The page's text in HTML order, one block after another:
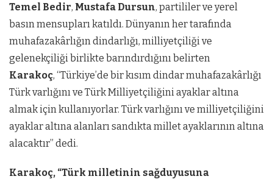
Temel Bedir, Mustafa Dursun, partililer ve yerel
basın mensupları katıldı. Dünyanın her tarafında
muhafazakârlığın dindarlığı, milliyetçiliği ve
gelenekçiliği birlikte barındırdığını belirten
Karakoç, “Türkiye’de bir kısım dindar muhafazakârlığı
Türk varlığını ve Türk Milliyetçiliğini ayaklar altına
almak için kullanıyorlar. Türk varlığını ve milliyetçiliğini
ayaklar altına alanları sandıkta millet ayaklarının altına
alacaktır” dedi.
Karakoç, “Türk milletinin sağduyusuna